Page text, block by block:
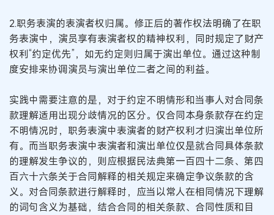
2.职务表演的表演者权归属。修正后的著作权法明确了在职
务表演中，演员享有表演者权的精神权利，同时规定了财产
权利“约定优先”，如无约定则归属于演出单位。通过这种制
度安排来协调演员与演出单位二者之间的利益。
实践中需要注意的是，对于约定不明情形和当事人对合同条
款理解适用出现分歧情况的区分。仅合同本身条款存在约定
不明情况时，职务表演中表演者的财产权利才归演出单位所
有。而当职务表演中表演者和演出单位仅是就合同具体条款
的理解发生争议的，则应根据民法典第一百四十二条、第四
百六十六条关于合同解释的相关规定来确定争议条款的含
义。对合同条款进行解释时，应当以常人在相同情况下理解
的词句含义为基础，结合合同的相关条款、合同性质和目